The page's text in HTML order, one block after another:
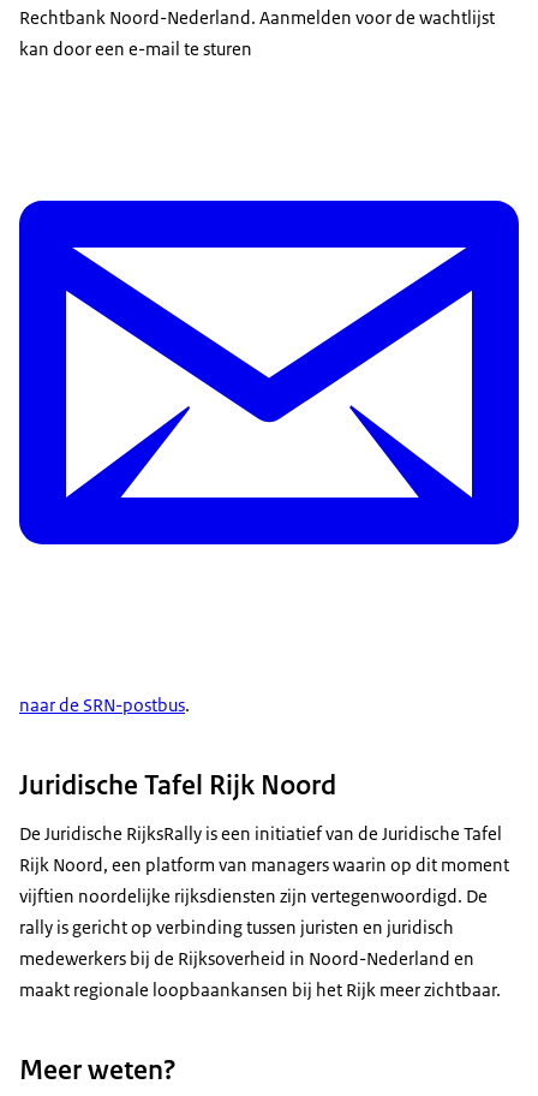
Rechtbank Noord-Nederland. Aanmelden voor de wachtlijst
kan door een e-mail te sturen
naar de SRN-postbus.
Juridische Tafel Rijk Noord
De Juridische RijksRally is een initiatief van de Juridische Tafel
Rijk Noord, een platform van managers waarin op dit moment
vijftien noordelijke rijksdiensten zijn vertegenwoordigd. De
rally is gericht op verbinding tussen juristen en juridisch
medewerkers bij de Rijksoverheid in Noord-Nederland en
maakt regionale loopbaankansen bij het Rijk meer zichtbaar.
Meer weten?